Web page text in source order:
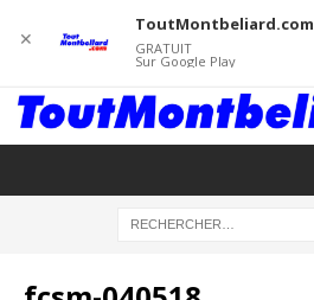
✕
ToutMontbeliard.com
GRATUIT
Sur Google Play